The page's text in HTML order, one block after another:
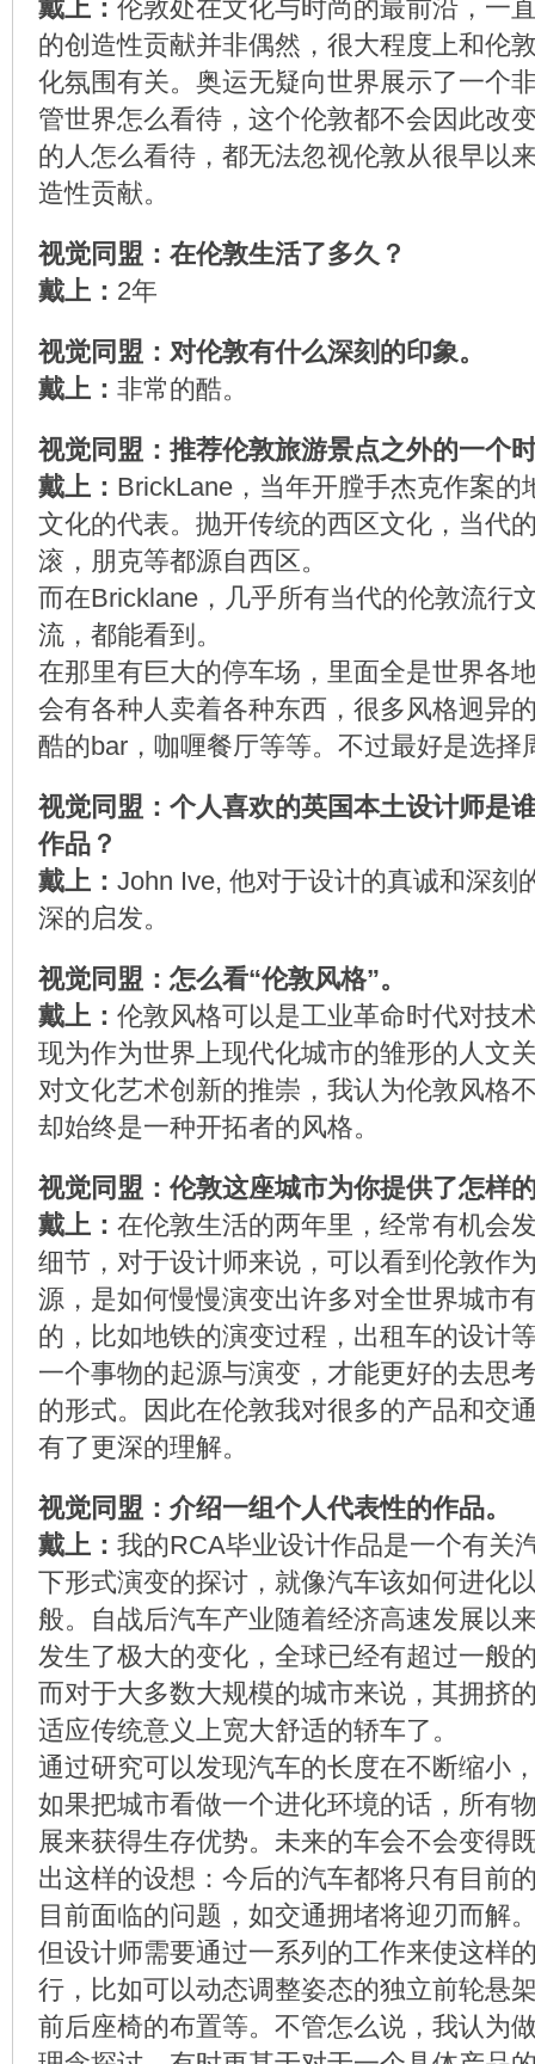
戴上： 伦敦处在文化与时尚的最前沿，一
的创造性贡献并非偶然，很大程度上和伦
化氛围有关。奥运无疑向世界展示了一个
管世界怎么看待，这个伦敦都不会因此改
的人怎么看待，都无法忽视伦敦从很早以
造性贡献。
视觉同盟：在伦敦生活了多久？
戴上： 2年
视觉同盟：对伦敦有什么深刻的印象。
戴上： 非常的酷。
视觉同盟：推荐伦敦旅游景点之外的一个
戴上： BrickLane，当年开膛手杰克作案的
文化的代表。抛开传统的西区文化，当代
滚，朋克等都源自西区。
而在Bricklane，几乎所有当代的伦敦流行
流，都能看到。
在那里有巨大的停车场，里面全是世界各
会有各种人卖着各种东西，很多风格迥异
酷的bar，咖喱餐厅等等。不过最好是选择
视觉同盟：个人喜欢的英国本土设计师是
作品？
戴上： John Ive, 他对于设计的真诚和深刻
深的启发。
视觉同盟：怎么看“伦敦风格”。
戴上： 伦敦风格可以是工业革命时代对技
现为作为世界上现代化城市的雏形的人文
对文化艺术创新的推崇，我认为伦敦风格
却始终是一种开拓者的风格。
视觉同盟：伦敦这座城市为你提供了怎样
戴上： 在伦敦生活的两年里，经常有机会
细节，对于设计师来说，可以看到伦敦作
源，是如何慢慢演变出许多对全世界城市
的，比如地铁的演变过程，出租车的设计
一个事物的起源与演变，才能更好的去思
的形式。因此在伦敦我对很多的产品和交
有了更深的理解。
视觉同盟：介绍一组个人代表性的作品。
戴上： 我的RCA毕业设计作品是一个有关
下形式演变的探讨，就像汽车该如何进化
般。自战后汽车产业随着经济高速发展以
发生了极大的变化，全球已经有超过一般
而对于大多数大规模的城市来说，其拥挤
适应传统意义上宽大舒适的轿车了。
通过研究可以发现汽车的长度在不断缩小
如果把城市看做一个进化环境的话，所有
展来获得生存优势。未来的车会不会变得
出这样的设想：今后的汽车都将只有目前
目前面临的问题，如交通拥堵将迎刃而解
但设计师需要通过一系列的工作来使这样
行，比如可以动态调整姿态的独立前轮悬
前后座椅的布置等。不管怎么说，我认为